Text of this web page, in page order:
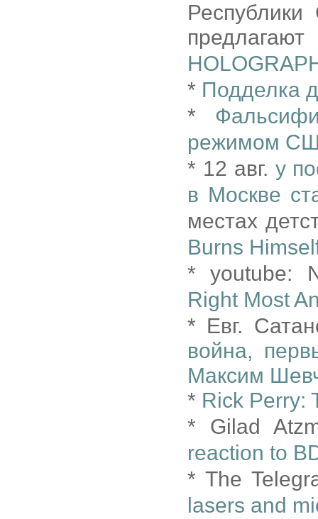
* Подделка
*
режимом
* 12 авг. у
в Москве
местах
Burns
* youtube:
Right Most
* Евг.
война,
Максим
* Rick Perry:
* Gilad
reaction to
* The
lasers and